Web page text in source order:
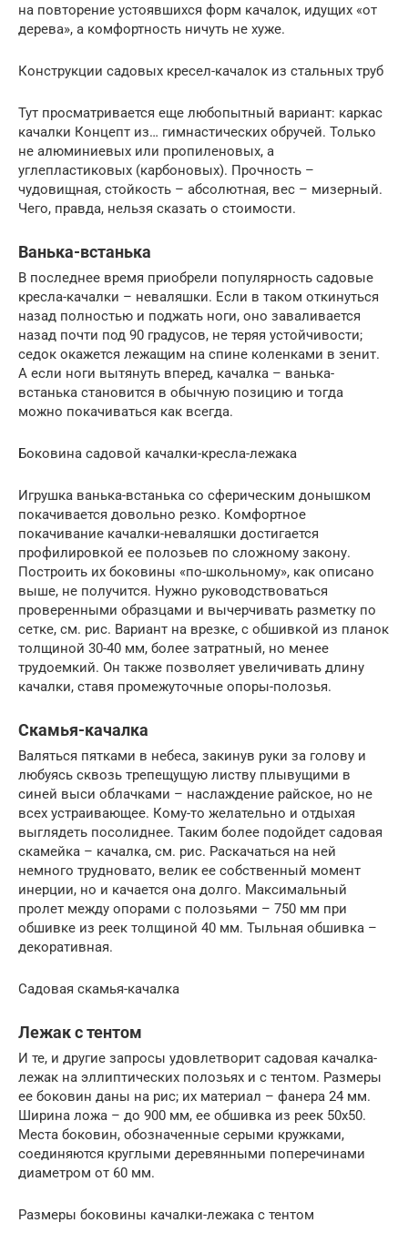
на повторение устоявшихся форм качалок, идущих «от
дерева», а комфортность ничуть не хуже.
Конструкции садовых кресел-качалок из стальных труб
Тут просматривается еще любопытный вариант: каркас
качалки Концепт из… гимнастических обручей. Только
не алюминиевых или пропиленовых, а
углепластиковых (карбоновых). Прочность –
чудовищная, стойкость – абсолютная, вес – мизерный.
Чего, правда, нельзя сказать о стоимости.
Ванька-встанька
В последнее время приобрели популярность садовые
кресла-качалки – неваляшки. Если в таком откинуться
назад полностью и поджать ноги, оно заваливается
назад почти под 90 градусов, не теряя устойчивости;
седок окажется лежащим на спине коленками в зенит.
А если ноги вытянуть вперед, качалка – ванька-
встанька становится в обычную позицию и тогда
можно покачиваться как всегда.
Боковина садовой качалки-кресла-лежака
Игрушка ванька-встанька со сферическим донышком
покачивается довольно резко. Комфортное
покачивание качалки-неваляшки достигается
профилировкой ее полозьев по сложному закону.
Построить их боковины «по-школьному», как описано
выше, не получится. Нужно руководствоваться
проверенными образцами и вычерчивать разметку по
сетке, см. рис. Вариант на врезке, с обшивкой из планок
толщиной 30-40 мм, более затратный, но менее
трудоемкий. Он также позволяет увеличивать длину
качалки, ставя промежуточные опоры-полозья.
Скамья-качалка
Валяться пятками в небеса, закинув руки за голову и
любуясь сквозь трепещущую листву плывущими в
синей выси облачками – наслаждение райское, но не
всех устраивающее. Кому-то желательно и отдыхая
выглядеть посолиднее. Таким более подойдет садовая
скамейка – качалка, см. рис. Раскачаться на ней
немного трудновато, велик ее собственный момент
инерции, но и качается она долго. Максимальный
пролет между опорами с полозьями – 750 мм при
обшивке из реек толщиной 40 мм. Тыльная обшивка –
декоративная.
Садовая скамья-качалка
Лежак с тентом
И те, и другие запросы удовлетворит садовая качалка-
лежак на эллиптических полозьях и с тентом. Размеры
ее боковин даны на рис; их материал – фанера 24 мм.
Ширина ложа – до 900 мм, ее обшивка из реек 50х50.
Места боковин, обозначенные серыми кружками,
соединяются круглыми деревянными поперечинами
диаметром от 60 мм.
Размеры боковины качалки-лежака с тентом